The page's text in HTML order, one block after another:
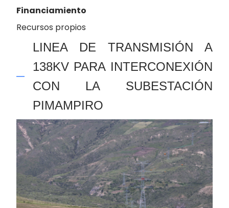
Financiamiento
Recursos propios
LINEA DE TRANSMISIÓN A
138KV PARA INTERCONEXIÓN
CON LA SUBESTACIÓN
PIMAMPIRO